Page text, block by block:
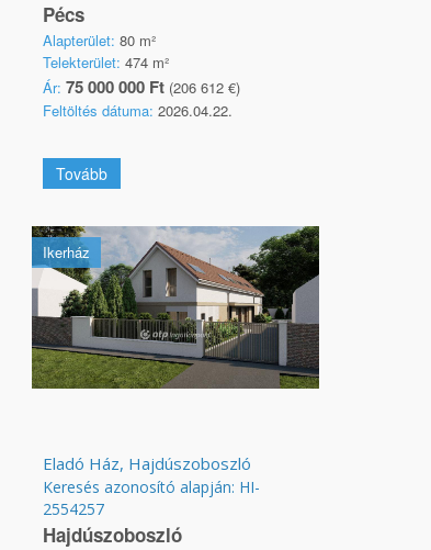
Pécs
Alapterület: 80 m²
Telekterület: 474 m²
Ár: 75 000 000 Ft(206 612 €)
Feltöltés dátuma: 2026.04.22.
Tovább
Ikerház
Eladó Ház, Hajdúszoboszló
Keresés azonosító alapján: HI-
2554257
Hajdúszoboszló